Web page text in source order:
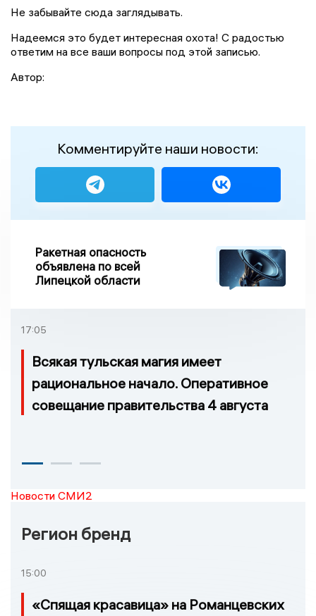
Не забывайте сюда заглядывать.
Надеемся это будет интересная охота! С радостью
ответим на все ваши вопросы под этой записью.
Автор:
Комментируйте наши новости:
Ракетная опасность
объявлена по всей
Липецкой области
17:05
Всякая тульская магия имеет
рациональное начало. Оперативное
совещание правительства 4 августа
Новости СМИ2
Регион бренд
15:00
«Спящая красавица» на Романцевских